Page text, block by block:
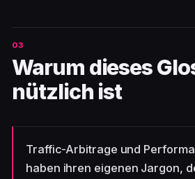
Warum dieses
nützlich ist
Traffic-Arbitrage und
haben ihren eigenen Jargon,